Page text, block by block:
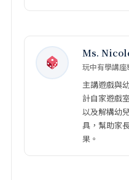
Ms.
玩中有學講座
主講遊戲與
計自家遊戲
以及解構幼
具，幫助家
果。